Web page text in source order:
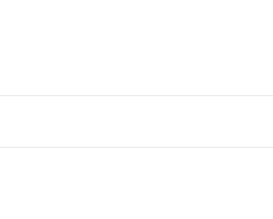
それでもよろしければお取引進
出品者 あーす。- 約2年前